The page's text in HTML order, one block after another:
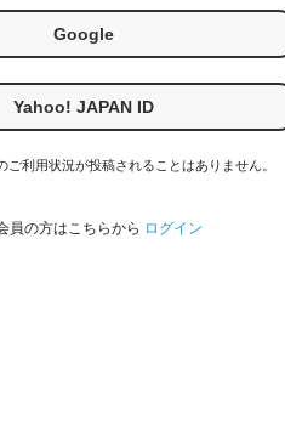
Google
Yahoo! JAPAN ID
利用状況が投稿されることはありません。
員の方はこちらから ログイン